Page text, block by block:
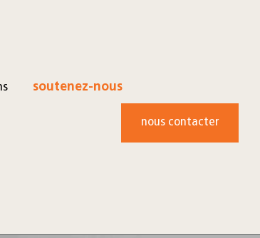
soutenez-nous
nous contacter